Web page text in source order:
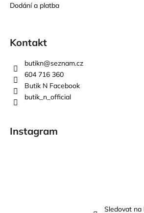
Dodání a platba
Kontakt
butikn@seznam.cz
604 716 360
Butik N Facebook
butik_n_official
Instagram
Sledovat na